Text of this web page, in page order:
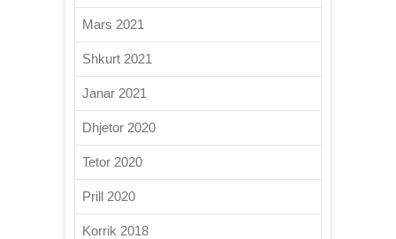
Mars 2021
Shkurt 2021
Janar 2021
Dhjetor 2020
Tetor 2020
Prill 2020
Korrik 2018